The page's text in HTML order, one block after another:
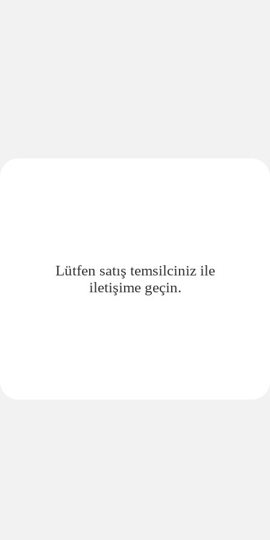
Lütfen satış temsilciniz ile
iletişime geçin.